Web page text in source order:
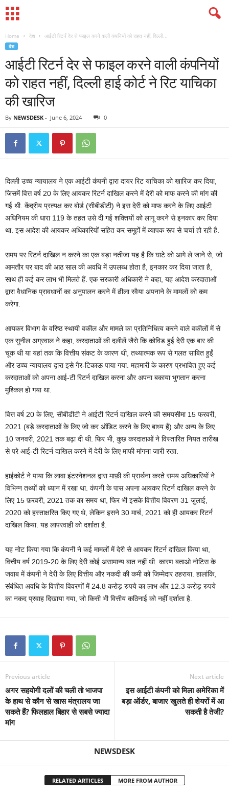
Home देश आईटी रिटर्न देर से फाइल करने वाली कंपनियों को राहत नहीं, दिल्ली...
देश
आईटी रिटर्न देर से फाइल करने वाली कंपनियों
को राहत नहीं, दिल्ली हाई कोर्ट ने रिट याचिका
की खारिज
By NEWSDESK - June 6, 2024 0
दिल्ली उच्च न्यायालय ने एक आईटी कंपनी द्वारा दायर रिट याचिका को खारिज कर दिया,
जिसमें वित्त वर्ष 20 के लिए आयकर रिटर्न दाखिल करने में देरी को माफ करने की मांग की
गई थी. केंद्रीय प्रत्यक्ष कर बोर्ड (सीबीडीटी) ने इस देरी को माफ करने के लिए आईटी
अधिनियम की धारा 119 के तहत उसे दी गई शक्तियों को लागू करने से इनकार कर दिया
था. इस आदेश की आयकर अधिकारियों सहित कर समूहों में व्यापक रूप से चर्चा हो रही है.
समय पर रिटर्न दाखिल न करने का एक बड़ा नतीजा यह है कि घाटे को आगे ले जाने से, जो
आमतौर पर बाद की आठ साल की अवधि में उपलब्ध होता है, इनकार कर दिया जाता है,
साथ ही कई कर लाभ भी मिलते हैं. एक सरकारी अधिकारी ने कहा, यह आदेश करदाताओं
द्वारा वैधानिक प्रावधानों का अनुपालन करने में ढीला रवैया अपनाने के मामलों को कम
करेगा.
आयकर विभाग के वरिष्ठ स्थायी वकील और मामले का प्रतिनिधित्व करने वाले वकीलों में से
एक सुनील अग्रवाल ने कहा, करदाताओं की दलीलें जैसे कि कोविड हुई देरी एक बार की
चूक थी या यहां तक ​​कि वित्तीय संकट के कारण थी, तथ्यात्मक रूप से गलत साबित हुईं
और उच्च न्यायालय द्वारा इसे गैर-टिकाऊ पाया गया. महामारी के कारण प्रभावित हुए कई
करदाताओं को अपना आई-टी रिटर्न दाखिल करना और अपना बकाया भुगतान करना
मुश्किल हो गया था.
वित्त वर्ष 20 के लिए, सीबीडीटी ने आईटी रिटर्न दाखिल करने की समयसीमा 15 फरवरी,
2021 (बड़े करदाताओं के लिए जो कर ऑडिट करने के लिए बाध्य हैं) और अन्य के लिए
10 जनवरी, 2021 तक बढ़ा दी थी. फिर भी, कुछ करदाताओं ने विस्तारित नियत तारीख
से परे आई-टी रिटर्न दाखिल करने में देरी के लिए माफी मांगना जारी रखा.
हाईकोर्ट ने पाया कि लावा इंटरनेशनल द्वारा माफ़ी की प्रार्थना करते समय अधिकारियों ने
विभिन्न तथ्यों को ध्यान में रखा था. कंपनी के पास अपना आयकर रिटर्न दाखिल करने के
लिए 15 फ़रवरी, 2021 तक का समय था, फिर भी इसके वित्तीय विवरण 31 जुलाई,
2020 को हस्ताक्षरित किए गए थे, लेकिन इसने 30 मार्च, 2021 को ही आयकर रिटर्न
दाखिल किया. यह लापरवाही को दर्शाता है.
यह नोट किया गया कि कंपनी ने कई मामलों में देरी से आयकर रिटर्न दाखिल किया था,
वित्तीय वर्ष 2019-20 के लिए देरी कोई असामान्य बात नहीं थी. कारण बताओ नोटिस के
जवाब में कंपनी ने देरी के लिए वित्तीय और नकदी की कमी को जिम्मेदार ठहराया. हालांकि,
संबंधित अवधि के वित्तीय विवरणों में 24.8 करोड़ रुपये का लाभ और 12.3 करोड़ रुपये
का नकद प्रवाह दिखाया गया, जो किसी भी वित्तीय कठिनाई को नहीं दर्शाता है.
Previous article
अगर सहयोगी दलों की चली तो भाजपा
के हाथ से कौन से खास मंत्रालय जा
सकते हैं? फिलहाल बिहार से सबसे ज्‍यादा
मांग
Next article
इस आईटी कंपनी को मिला अमेरिका में
बड़ा ऑर्डर, बाजार खुलते ही शेयरों में आ
सकती है तेजी?
NEWSDESK
RELATED ARTICLES MORE FROM AUTHOR